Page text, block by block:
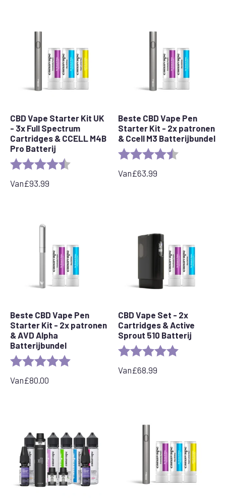
CBD Vape Starter Kit UK
- 3x Full Spectrum
Cartridges & CCELL M4B
Pro Batterij
Rating: 4.8 out of 5 stars
Van£93.99
Beste CBD Vape Pen
Starter Kit - 2x patronen
& Ccell M3 Batterijbundel
Rating:
Van£63.99
Beste CBD Vape Pen
Starter Kit - 2x patronen
& AVD Alpha
Batterijbundel
Rating: 5.0 out of 5 stars
Van£80.00
CBD Vape Set - 2x
Cartridges & Active
Sprout 510 Batterij
Rating:
Van£68.99